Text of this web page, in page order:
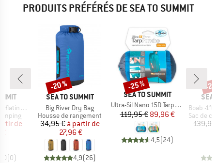
PRODUITS PRÉFÉRÉS DE SEA TO SUMMIT
Mat
réduit
de
(0)
MARQUE
SEA TO SUMMIT
Article
Big River Dry Bag
Product group
Housse de rangement
Prix
34,95 € Prix réduit
à partir de
27,96 €
4,9(26)
Remise
-20 %
MARQUE
SEA TO SUMMIT
Article
Ultra-Sil Nano 15D Tarp-Poncho
Prix
119,95 €Prix réduit
89,96 €
4,5(24)
Remise
-25 %
SEA
Article
Boab -1°C
Product
Sac de
-